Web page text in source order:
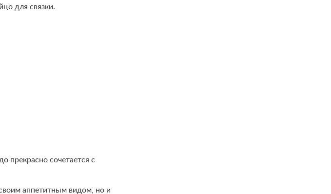
для связки.
прекрасно сочетается с
аппетитным видом, но и